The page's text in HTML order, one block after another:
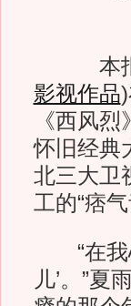
本报讯
影视作品)
《西风
怀旧经典
北三大卫
工的“痞
“在我
儿’。”